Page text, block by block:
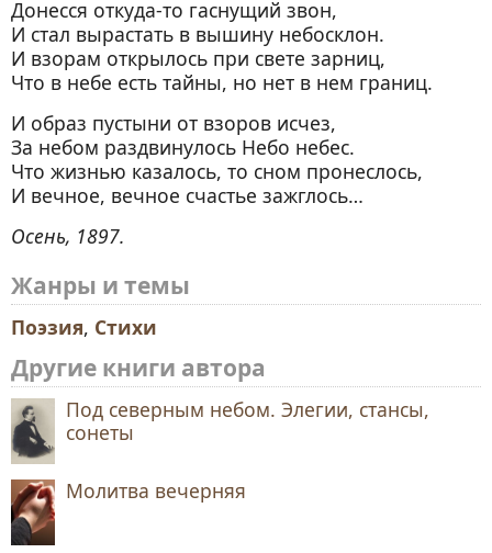
Донесся откуда-то гаснущий звон,
И стал вырастать в вышину небосклон.
И взорам открылось при свете зарниц,
Что в небе есть тайны, но нет в нем границ.
И образ пустыни от взоров исчез,
За небом раздвинулось Небо небес.
Что жизнью казалось, то сном пронеслось,
И вечное, вечное счастье зажглось…
Осень, 1897.
Жанры и темы
Поэзия, Стихи
Другие книги автора
Под северным небом. Элегии, стансы,
сонеты
Молитва вечерняя